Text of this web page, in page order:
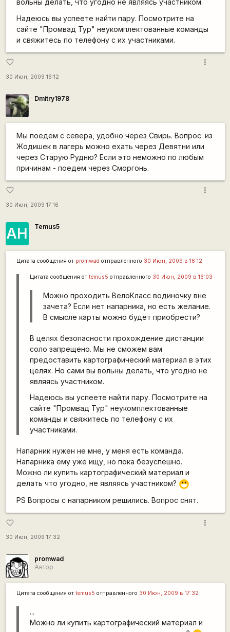
вольны делать, что угодно не являясь участником.
Надеюсь вы успеете найти пару. Посмотрите на
сайте "Промвад Тур" неукомплектованные команды
и свяжитесь по телефону с их участниками.
favorite_border
30 Июн, 2009 16:12
more_vert
Dmitry1978
Мы поедем с севера, удобно через Свирь. Вопрос: из
Жодишек в лагерь можно ехать через Девятни или
через Старую Рудню? Если это неможно по любым
причинам - поедем через Сморгонь.
favorite_border
30 Июн, 2009 17:16
more_vert
АН Temus5
Цитата сообщения от promwad отправленного 30 Июн, 2009 в 16:12
Цитата сообщения от temus5 отправленного 30 Июн, 2009 в 16:03
Можно проходить ВелоКласс водиночку вне
зачета? Если нет напарника, но есть желание.
В смысле карты можно будет приобрести?
В целях безопасности прохождение дистанции
соло запрещено. Мы не сможем вам
предоставить картографический материал в этих
целях. Но сами вы вольны делать, что угодно не
являясь участником.
Надеюсь вы успеете найти пару. Посмотрите на
сайте "Промвад Тур" неукомплектованные
команды и свяжитесь по телефону с их
участниками.
Напарник нужен не мне, у меня есть команда.
Напарника ему уже ищу, но пока безуспешно.
Можно ли купить картографический материал и
делать что угодно, не являясь участником? :D
PS Вопросы с напарником решились. Вопрос снят.
favorite_border
30 Июн, 2009 17:32
more_vert
promwad
Автор
Цитата сообщения от temus5 отправленного 30 Июн, 2009 в 17:32
...
Можно ли купить картографический материал и